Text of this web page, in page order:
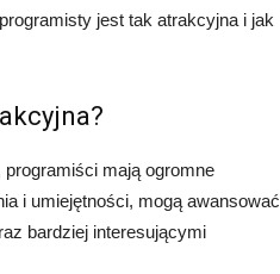
jest tak atrakcyjna i jak
mają ogromne
i umiejętności, mogą awansować
bardziej interesującymi